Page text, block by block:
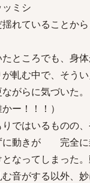
ミシ
れていることか
ところでも、身
軋む中で、そう
がらに気づいた。
ー！！！）
ではいるものの
に動きが 完全に
なってしまった
音がする以外、